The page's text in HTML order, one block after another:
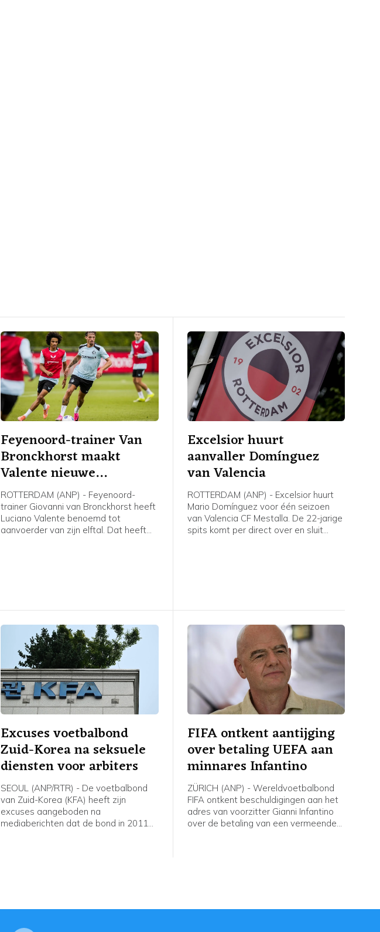
Feyenoord-trainer Van
Bronckhorst maakt
Valente nieuwe
aanvoerder
ROTTERDAM (ANP) - Feyenoord-
trainer Giovanni van Bronckhorst heeft
Luciano Valente benoemd tot
aanvoerder van zijn elftal. Dat heeft
Excelsior huurt
aanvaller Domínguez
van Valencia
ROTTERDAM (ANP) - Excelsior huurt
Mario Domínguez voor één seizoen
van Valencia CF Mestalla. De 22-jarige
spits komt per direct over en sluit
Excuses voetbalbond
Zuid-Korea na seksuele
diensten voor arbiters
SEOUL (ANP/RTR) - De voetbalbond
van Zuid-Korea (KFA) heeft zijn
excuses aangeboden na
mediaberichten dat de bond in 2011
van 2014 en de Spelen van 2012.
FIFA ontkent aantijging
over betaling UEFA aan
minnares Infantino
ZÜRICH (ANP) - Wereldvoetbalbond
FIFA ontkent beschuldigingen aan het
adres van voorzitter Gianni Infantino
over de betaling van een vermeende